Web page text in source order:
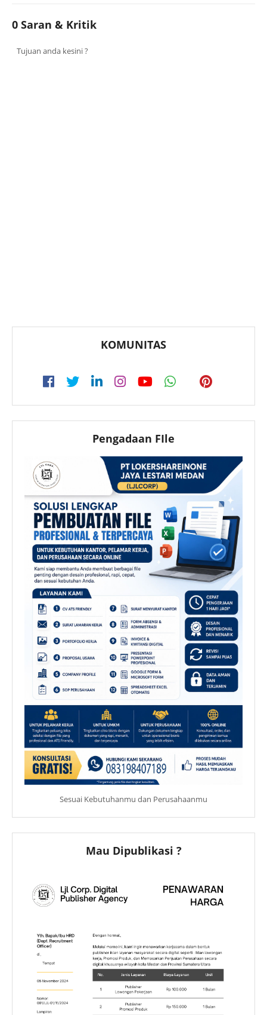
0 Saran & Kritik
Tujuan anda kesini ?
KOMUNITAS
Pengadaan FIle
Sesuai Kebutuhanmu dan Perusahaanmu
Mau Dipublikasi ?